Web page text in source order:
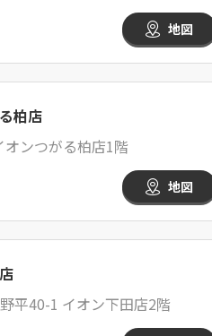
地図
柏店
ンつがる柏店1階
地図
平40-1 イオン下田店2階